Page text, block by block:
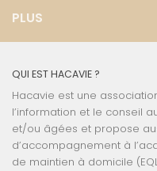
PLUS
QUI EST HACAVIE ?
Hacavie est une
l’information et le conseil
et/ou âgées et propose
d’accompagnement à
de maintien à domicile